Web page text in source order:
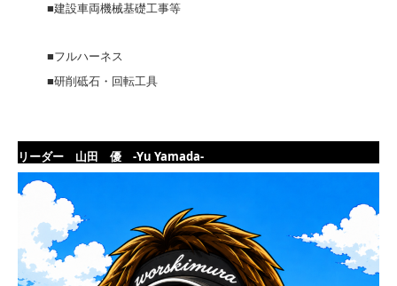
■建設車両機械基礎工事等
■フルハーネス
■研削砥石・回転工具
リーダー 山田 優 -Yu Yamada-